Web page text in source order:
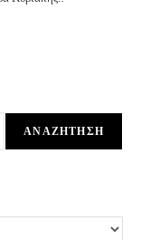
ΑΝΑΖΉΤΗΣΗ